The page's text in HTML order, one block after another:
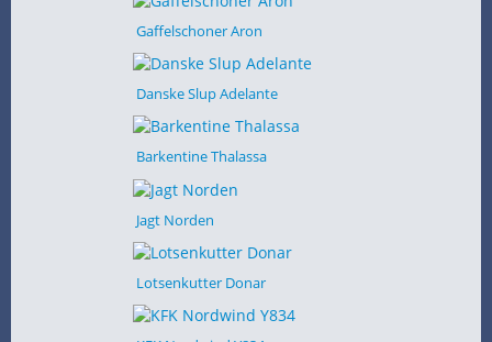
Gaffelschoner Aron
Danske Slup Adelante
Barkentine Thalassa
Jagt Norden
Lotsenkutter Donar